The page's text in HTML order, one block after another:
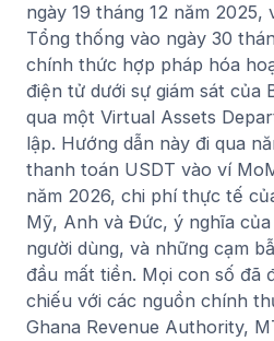
ngày 19 tháng 12 năm 2025,
Tổng thống vào ngày 30
chính thức hợp pháp hóa
điện tử dưới sự giám sát của
qua một Virtual Assets
lập. Hướng dẫn này đi qua
thanh toán USDT vào ví
năm 2026, chi phí thực tế
Mỹ, Anh và Đức, ý nghĩa
người dùng, và những cạm
đầu mất tiền. Mọi con số đã
chiếu với các nguồn chính
Ghana Revenue Authority,